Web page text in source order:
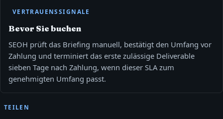
VERTRAUENSSIGNALE
Bevor Sie buchen
SEOH prüft das Briefing manuell, bestätigt den Umfang vor
Zahlung und terminiert das erste zulässige Deliverable
sieben Tage nach Zahlung, wenn dieser SLA zum
genehmigten Umfang passt.
TEILEN